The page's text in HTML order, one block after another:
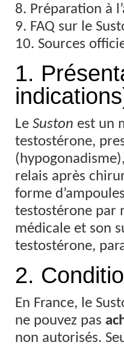
8. Préparation à
9. FAQ sur le
10. Sources
1.
Le Suston est un
testostérone,
relais après
forme
testostérone par
médicale et son
testostérone,
2.
En France, le
ne pouvez pas
non autorisés.